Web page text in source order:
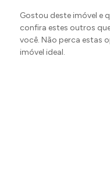
Gostou deste imóvel e
confira estes outros
você. Não perca estas
imóvel ideal.